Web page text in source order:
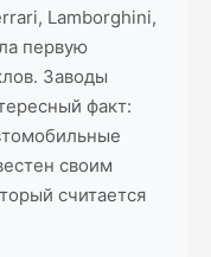
Lamborghini,
первую
Заводы
факт:
своим
считается